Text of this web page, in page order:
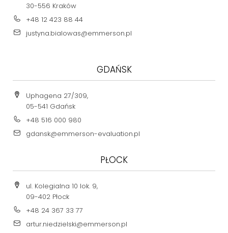
30-556 Kraków
+48 12 423 88 44
justyna.bialowas@emmerson.pl
GDAŃSK
Uphagena 27/309,
05-541 Gdańsk
+48 516 000 980
gdansk@emmerson-evaluation.pl
PŁOCK
ul. Kolegialna 10 lok. 9,
09-402 Płock
+48 24 367 33 77
artur.niedzielski@emmerson.pl